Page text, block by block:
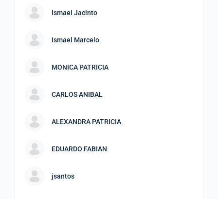
Ismael Jacinto
Ismael Marcelo
MONICA PATRICIA
CARLOS ANIBAL
ALEXANDRA PATRICIA
EDUARDO FABIAN
jsantos